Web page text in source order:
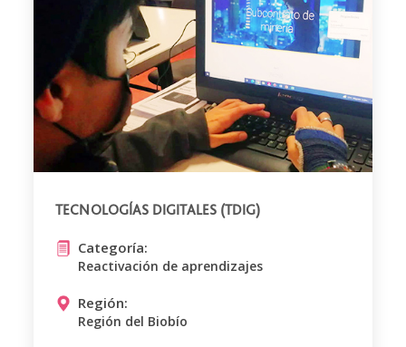
TECNOLOGÍAS DIGITALES (TDIG)
Categoría:
Reactivación de aprendizajes
Región:
Región del Biobío